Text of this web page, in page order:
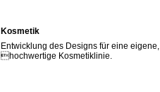
Kosmetik
Entwicklung des Designs für eine eigene,
hochwertige Kosmetiklinie.